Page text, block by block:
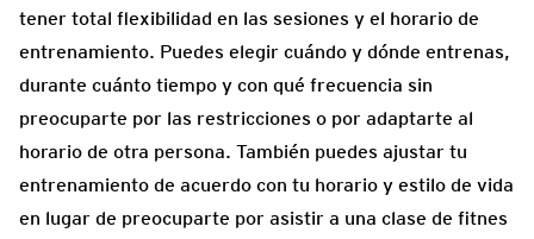
tener total flexibilidad en las sesiones y el horario de
entrenamiento. Puedes elegir cuándo y dónde entrenas,
durante cuánto tiempo y con qué frecuencia sin
preocuparte por las restricciones o por adaptarte al
horario de otra persona. También puedes ajustar tu
entrenamiento de acuerdo con tu horario y estilo de vida
en lugar de preocuparte por asistir a una clase de fitnes